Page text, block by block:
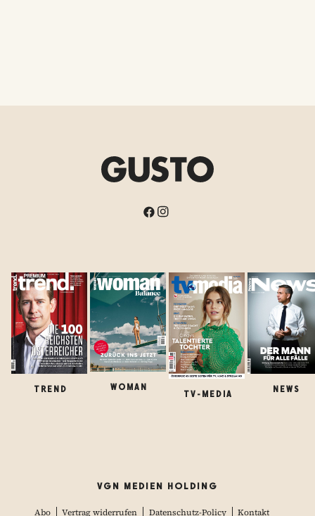
TREND WOMAN
TV-MEDIA
NEWS
VGN MEDIEN HOLDING
Abo Vertrag widerrufen Datenschutz-Policy Kontakt